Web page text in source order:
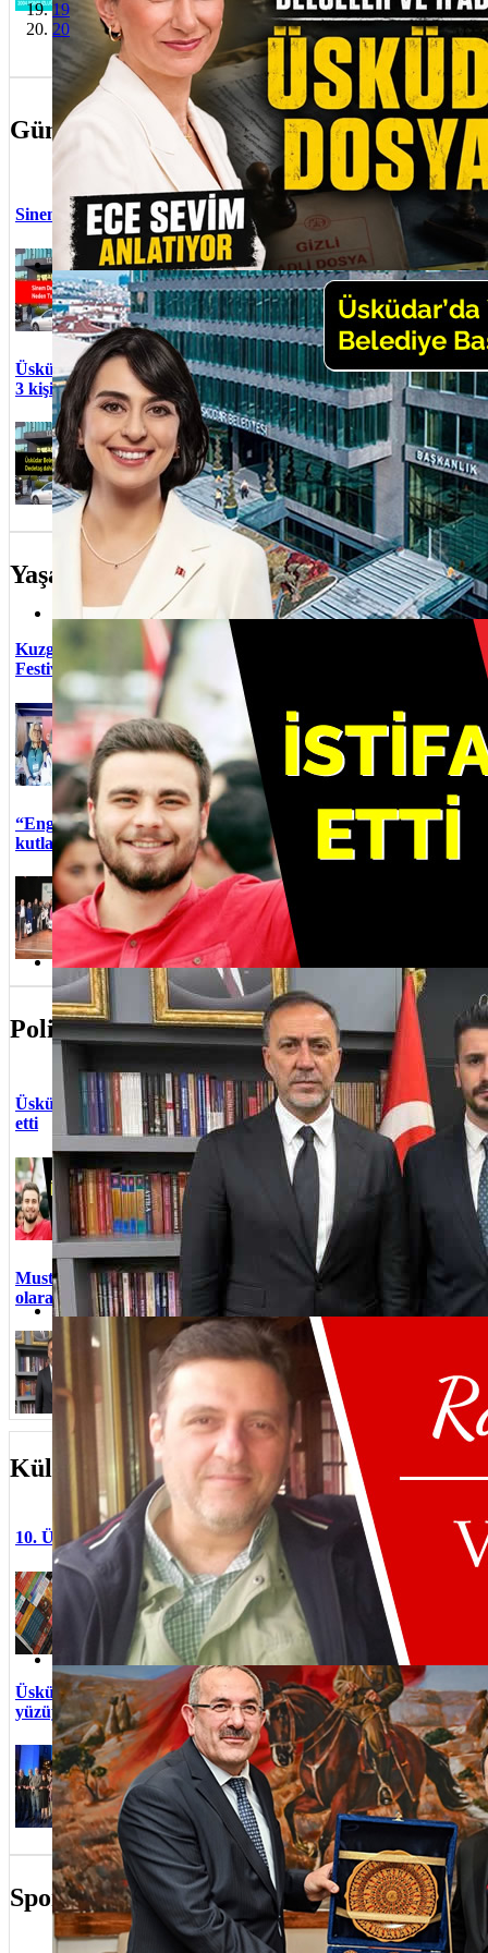
Üsküdar Belediye Başkanı Sinem Dedetaş yolsuzluk
Üsküdar CHP İlçe Başkanı Berk Tütüncü istifa etti
Mustafa Gider, MHP Üsküdar İlçe Başkanı olarak atandı
Rasim Şen vefat etti
Adalet Bakan Yardımcımızın Üsküdarlılara selamı var
19
20
kutlandı
Güncel Olaylar
Sinem Dedetaş ve 3 kişi Neden Tutuklandı?
İstanbul Anadolu Cumhuriyet
Başsavcılığı tarafından başlatılan
soruşturmada Üsküdar Belediye
Başkanı Sinem Dedetaş ve Al...
Üsküdar Belediyesi Başkanı Sinem Dedetaş ve
3 kişi tutuklandı
Üsküdar Belediyesi’nde yapı
ruhsatı ve iskan süreçlerinde
usulsüzlük yapıldığı iddialarına
ilişkin İstanbul Anadol...
Sinem
Üsküdar
yolsuzluk
Rasim
Adalet
selamı var
Sedat
atandı
Üsküdar
Usta
Mustafa
Hedef
taraf ta
Üsküdar
19
Bayramı
Yaşam
Kuzguncuk Bostanı’nda “Dünya Çevre Günü
Festivali” düzenlendi
Üsküdar Belediyesi tarafından
Dünya Çevre Günü kapsamında
“Dünya Çevre Günü Festivali”
gerçekleştirildi.
“Engelliler Haftası” Üsküdar’da etkinlikle
kutlandı
Üsküdar Belediyesi tarafından
“Engelliler Haftası” kapsamında
Engelsiz Yaşam Merkezi’nde
etkinlik düze...
Anneler
emeği
doyasıya
Otizm
seferleri
töreni
Pırlanta
Hediye
QUA
Politika
Üsküdar CHP İlçe Başkanı Berk Tütüncü istifa
etti
Cumhuriyet Halk Partisi Üsküdar
İlçe Başkanı Berk Tütüncü ilçe
başkanlığı görevinden istifa etti.
Mustafa Gider, MHP Üsküdar İlçe Başkanı
olarak atandı
Milliyetçi Hareket Partisi Üsküdar
İlçe Başkanlığı görevine Mustafa
Gider atandı.
Ekrem
sahada
Üsküdar
Sosyal
Üsküdar
Erdem
Başkan
AK Parti
ve
MHP
BTP
Kültür/Sanat
10. Üsküdar Kitap Günleri başladı
“Okumak Özgürlüktür” sloganıyla
Harem Etkinlik Alanı’nda
düzenlenen Kitap Günleri, 200’ün
üzerin...
Üsküdar Bağlarbaşı Kültür Merkezi yeni
yüzüyle kapılarını açtı
Üsküdar'ın kültür-sanat
mekanlarından biri olan Bağlarbaşı
Kültür Merkezi, Üsküdar
Belediyesi tarafından gerçekleşt...
''Yılbaşı
Selim
Umudu
''Üsküdar
Hanım
Ekin
Üsküdar
ziyaretçi
Spor